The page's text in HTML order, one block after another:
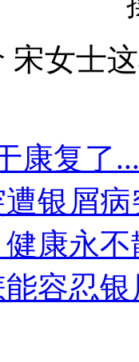
宋女士
康复了...
银屑
康永不
容忍